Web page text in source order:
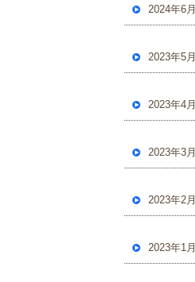
2024年6月
2023年5月
2023年4月
2023年3月
2023年2月
2023年1月